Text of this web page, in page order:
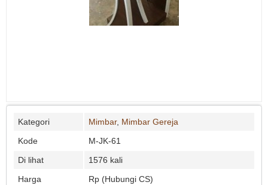
Kategori Mimbar, Mimbar Gereja
Kode
M-JK-61
Di lihat
1576 kali
Harga
Rp (Hubungi CS)